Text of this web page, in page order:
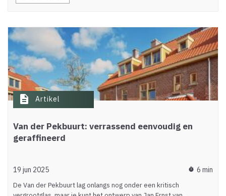
description Artikel
Van der Pekbuurt: verrassend eenvoudig en
geraffineerd
19 jun 2025 timer 6 min
De Van der Pekbuurt lag onlangs nog onder een kritisch